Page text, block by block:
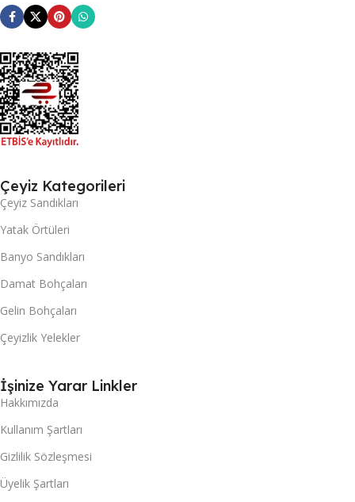
Çeyiz Kategorileri
Çeyiz Sandıkları
Yatak Örtüleri
Banyo Sandıkları
Damat Bohçaları
Gelin Bohçaları
Çeyizlik Yelekler
İşinize Yarar Linkler
Hakkımızda
Kullanım Şartları
Gizlilik Sözleşmesi
Üyelik Şartları